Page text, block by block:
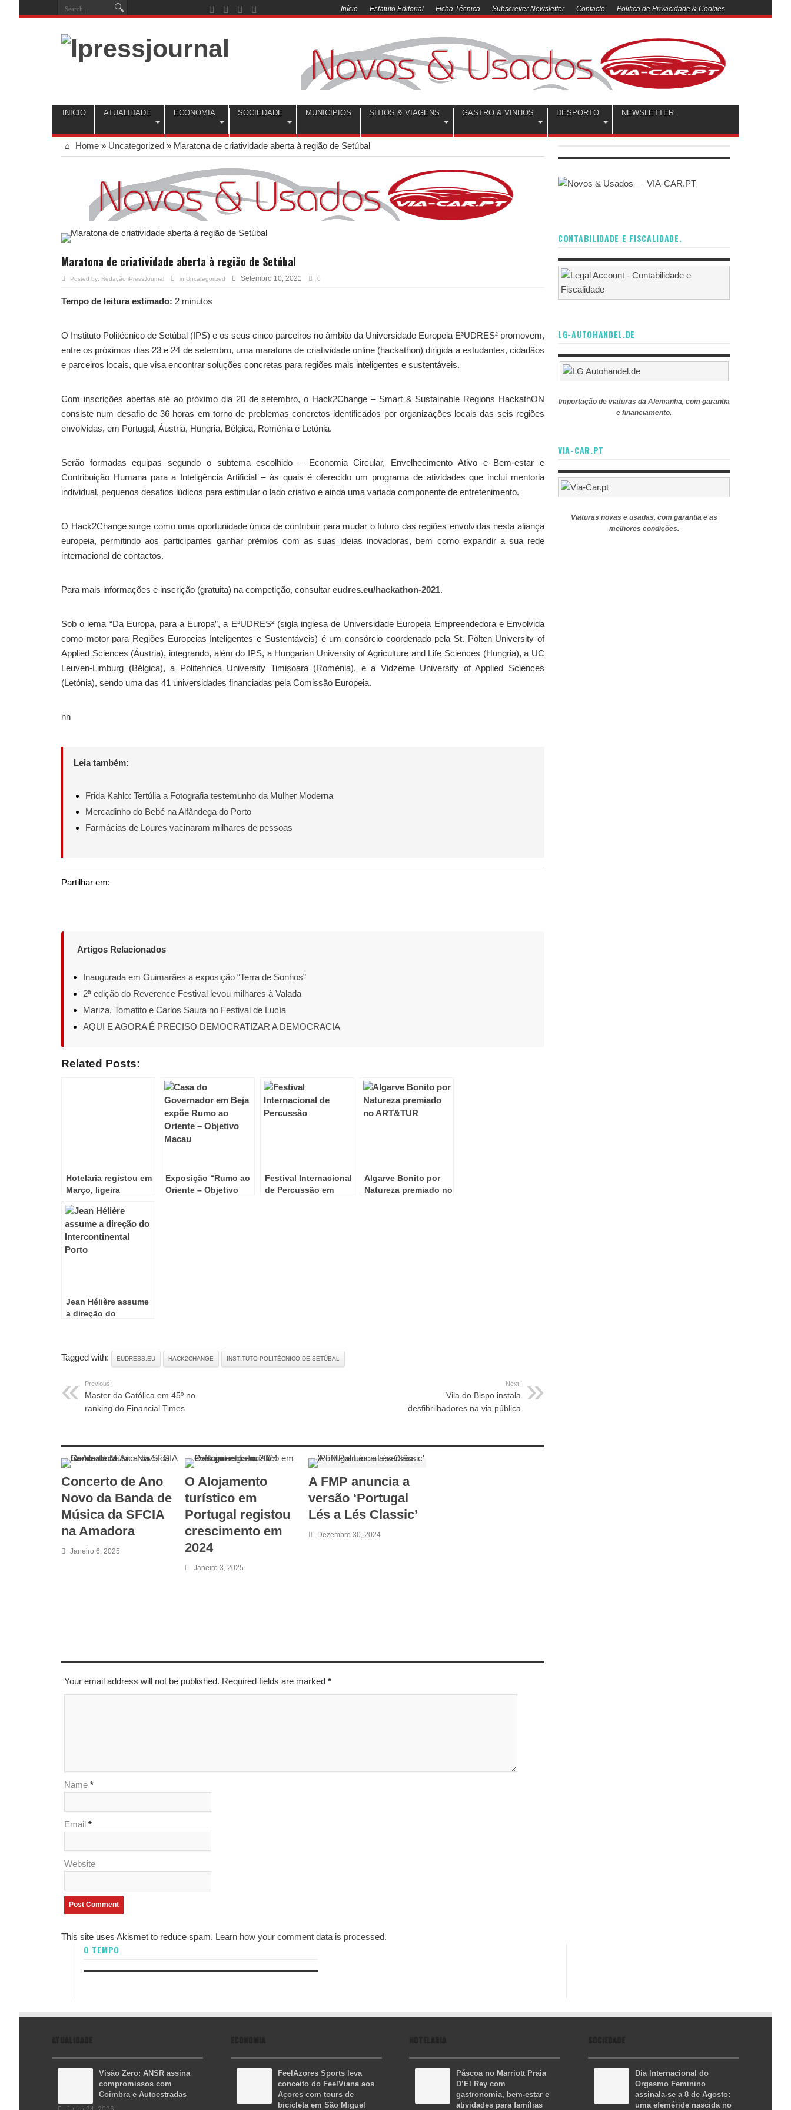
Início Estatuto Editorial Ficha Técnica Subscrever Newsletter Contacto Politica de Privacidade & Cookies
INÍCIO ATUALIDADE ECONOMIA SOCIEDADE MUNICÍPIOS SÍTIOS & VIAGENS GASTRO & VINHOS DESPORTO NEWSLETTER
Home » Uncategorized » Maratona de criatividade aberta à região de Setúbal
Maratona de criatividade aberta à região de Setúbal
Posted by: Redação iPressJournal in Uncategorized Setembro 10, 2021 0
Tempo de leitura estimado: 2 minutos
O Instituto Politécnico de Setúbal (IPS) e os seus cinco parceiros no âmbito da Universidade Europeia E³UDRES² promovem,
entre os próximos dias 23 e 24 de setembro, uma maratona de criatividade online (hackathon) dirigida a estudantes, cidadãos
e parceiros locais, que visa encontrar soluções concretas para regiões mais inteligentes e sustentáveis.
Com inscrições abertas até ao próximo dia 20 de setembro, o Hack2Change – Smart & Sustainable Regions HackathON
consiste num desafio de 36 horas em torno de problemas concretos identificados por organizações locais das seis regiões
envolvidas, em Portugal, Áustria, Hungria, Bélgica, Roménia e Letónia.
Serão formadas equipas segundo o subtema escolhido – Economia Circular, Envelhecimento Ativo e Bem-estar e
Contribuição Humana para a Inteligência Artificial – às quais é oferecido um programa de atividades que inclui mentoria
individual, pequenos desafios lúdicos para estimular o lado criativo e ainda uma variada componente de entretenimento.
O Hack2Change surge como uma oportunidade única de contribuir para mudar o futuro das regiões envolvidas nesta aliança
europeia, permitindo aos participantes ganhar prémios com as suas ideias inovadoras, bem como expandir a sua rede
internacional de contactos.
Para mais informações e inscrição (gratuita) na competição, consultar eudres.eu/hackathon-2021.
Sob o lema “Da Europa, para a Europa”, a E³UDRES² (sigla inglesa de Universidade Europeia Empreendedora e Envolvida
como motor para Regiões Europeias Inteligentes e Sustentáveis) é um consórcio coordenado pela St. Pölten University of
Applied Sciences (Áustria), integrando, além do IPS, a Hungarian University of Agriculture and Life Sciences (Hungria), a UC
Leuven-Limburg (Bélgica), a Politehnica University Timișoara (Roménia), e a Vidzeme University of Applied Sciences
(Letónia), sendo uma das 41 universidades financiadas pela Comissão Europeia.
nn
Leia também:
Frida Kahlo: Tertúlia a Fotografia testemunho da Mulher Moderna
Mercadinho do Bebé na Alfândega do Porto
Farmácias de Loures vacinaram milhares de pessoas
Partilhar em:
Artigos Relacionados
Inaugurada em Guimarães a exposição “Terra de Sonhos”
2ª edição do Reverence Festival levou milhares à Valada
Mariza, Tomatito e Carlos Saura no Festival de Lucía
AQUI E AGORA É PRECISO DEMOCRATIZAR A DEMOCRACIA
Related Posts:
Hotelaria registou em
Março, ligeira
dormidas!
Exposição “Rumo ao
Oriente – Objetivo
Festival Internacional
de Percussão em
Algarve Bonito por
Natureza premiado no
Jean Hélière assume
a direção do
Tagged with: EUDRESS.EU HACK2CHANGE INSTITUTO POLITÉCNICO DE SETÚBAL
Previous:
Master da Católica em 45º no
ranking do Financial Times
Next:
Vila do Bispo instala
desfibrilhadores na via pública
Concerto de Ano
Novo da Banda de
Música da SFCIA
na Amadora
Janeiro 6, 2025
O Alojamento
turístico em
Portugal registou
crescimento em
2024
Janeiro 3, 2025
A FMP anuncia a
versão ‘Portugal
Lés a Lés Classic’
Dezembro 30, 2024
Your email address will not be published. Required fields are marked *
Name *
Email *
Website
This site uses Akismet to reduce spam. Learn how your comment data is processed.
O TEMPO
CONTABILIDADE E FISCALIDADE.
LG-AUTOHANDEL.DE
Importação de viaturas da Alemanha, com garantia
e financiamento.
VIA-CAR.PT
Viaturas novas e usadas, com garantia e as
melhores condições.
ATUALIDADE
Visão Zero: ANSR assina
compromissos com
Coimbra e Autoestradas
ECONOMIA
FeelAzores Sports leva
conceito do FeelViana aos
Açores com tours de
bicicleta em São Miguel
HOTELARIA
Páscoa no Marriott Praia
D’El Rey com
gastronomia, bem-estar e
atividades para famílias
SOCIEDADE
Dia Internacional do
Orgasmo Feminino
assinala-se a 8 de Agosto:
uma efeméride nascida no